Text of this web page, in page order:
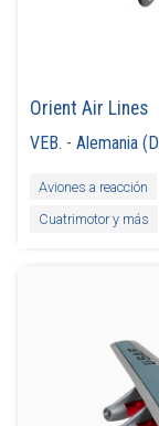
Orient Air Lines
VEB. -Alemania
Aviones a reacción
Cuatrimotor y más